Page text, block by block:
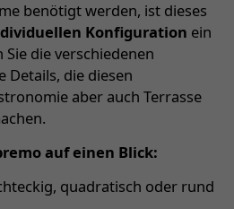
benötigt werden, ist dieses
Konfiguration ein
Sie die verschiedenen
Details, die diesen
aber auch Terrasse
auf einen Blick:
quadratisch oder rund